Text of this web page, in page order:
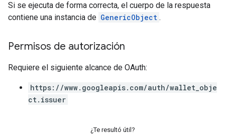
Si se ejecuta de forma correcta, el cuerpo de la respuesta
contiene una instancia de GenericObject .
Permisos de autorización
Requiere el siguiente alcance de OAuth:
https://www.googleapis.com/auth/wallet_obje
ct.issuer
¿Te resultó útil?